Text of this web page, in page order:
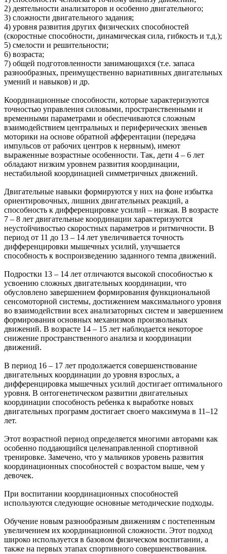
2) деятельности анализаторов и особенно двигательного;
3) сложности двигательного задания;
4) уровня развития других физических способностей
(скоростные способности, динамическая сила, гибкость и т.д.);
5) смелости и решительности;
6) возраста;
7) общей подготовленности занимающихся (т.е. запаса
разнообразных, преимущественно вариативных двигательных
умений и навыков) и др.
Координационные способности, которые характеризуются
точностью управления силовыми, пространственными и
временными параметрами и обеспечиваются сложным
взаимодействием центральных и периферических звеньев
моторики на основе обратной афферентации (передача
импульсов от рабочих центров к нервным), имеют
выраженные возрастные особенности. Так, дети 4 – 6 лет
обладают низким уровнем развития координации,
нестабильной координацией симметричных движений.
Двигательные навыки формируются у них на фоне избытка
ориентировочных, лишних двигательных реакций, а
способность к дифференцировке усилий – низкая. В возрасте
7 – 8 лет двигательные координации характеризуются
неустойчивостью скоростных параметров и ритмичности. В
период от 11 до 13 – 14 лет увеличивается точность
дифференцировки мышечных усилий, улучшается
способность к воспроизведению заданного темпа движений.
Подростки 13 – 14 лет отличаются высокой способностью к
усвоению сложных двигательных координации, что
обусловлено завершением формирования функциональной
сенсомоторной системы, достижением максимального уровня
во взаимодействии всех анализаторных систем и завершением
формирования основных механизмов произвольных
движений. В возрасте 14 – 15 лет наблюдается некоторое
снижение пространственного анализа и координации
движений.
В период 16 – 17 лет продолжается совершенствование
двигательных координации до уровня взрослых, а
дифференцировка мышечных усилий достигает оптимального
уровня. В онтогенетическом развитии двигательных
координации способность ребенка к выработке новых
двигательных программ достигает своего максимума в 11–12
лет.
Этот возрастной период определяется многими авторами как
особенно поддающийся целенаправленной спортивной
тренировке. Замечено, что у мальчиков уровень развития
координационных способностей с возрастом выше, чем у
девочек.
При воспитании координационных способностей
используются следующие основные методические подходы.
Обучение новым разнообразным движениям с постепенным
увеличением их координационной сложности. Этот подход
широко используется в базовом физическом воспитании, а
также на первых этапах спортивного совершенствования.